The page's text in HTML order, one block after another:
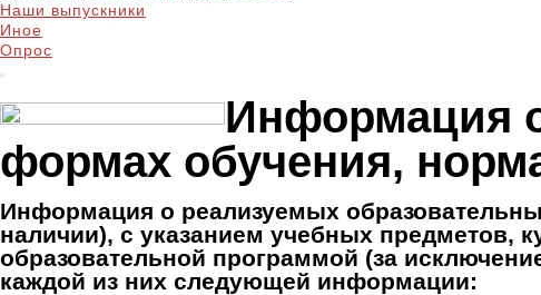
Наши выпускники
Иное
Опрос
Информация
формах обучения,
Информация о реализуемых
наличии), с указанием учебных предметов,
образовательной программой (за
каждой из них следующей информации: